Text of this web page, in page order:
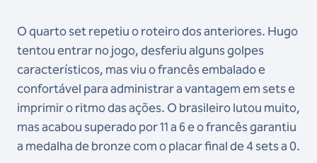
O quarto set repetiu o roteiro dos anteriores. Hugo
tentou entrar no jogo, desferiu alguns golpes
característicos, mas viu o francês embalado e
confortável para administrar a vantagem em sets e
imprimir o ritmo das ações. O brasileiro lutou muito,
mas acabou superado por 11 a 6 e o francês garantiu
a medalha de bronze com o placar final de 4 sets a 0.